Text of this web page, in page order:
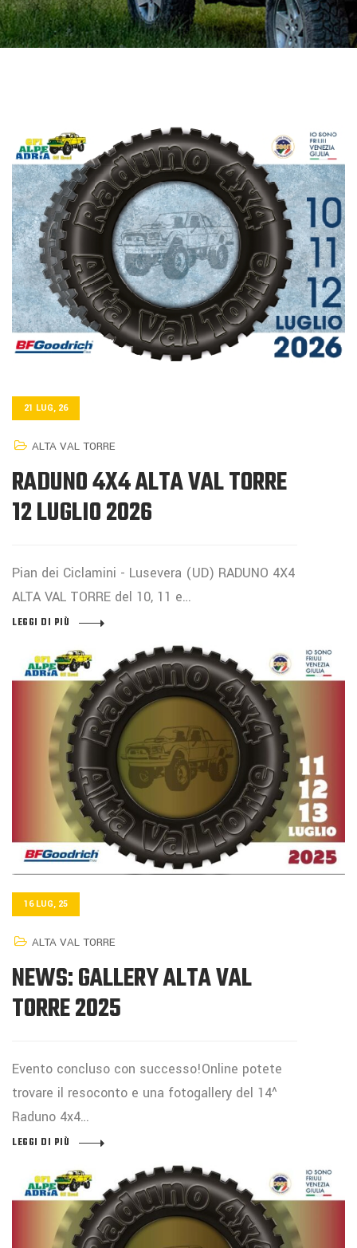
21 LUG, 26
ALTA VAL TORRE
RADUNO 4X4 ALTA VAL TORRE
12 LUGLIO 2026
Pian dei Ciclamini - Lusevera (UD) RADUNO 4X4
ALTA VAL TORRE del 10, 11 e…
LEGGI DI PIÙ
16 LUG, 25
ALTA VAL TORRE
NEWS: GALLERY ALTA VAL
TORRE 2025
Evento concluso con successo!Online potete
trovare il resoconto e una fotogallery del 14^
Raduno 4x4…
LEGGI DI PIÙ